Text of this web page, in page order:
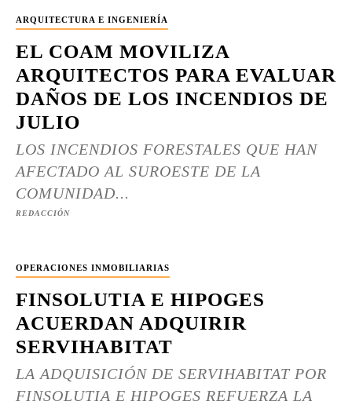
ARQUITECTURA E INGENIERÍA
EL COAM MOVILIZA
ARQUITECTOS PARA EVALUAR
DAÑOS DE LOS INCENDIOS DE
JULIO
LOS INCENDIOS FORESTALES QUE HAN
AFECTADO AL SUROESTE DE LA
COMUNIDAD...
REDACCIÓN
OPERACIONES INMOBILIARIAS
FINSOLUTIA E HIPOGES
ACUERDAN ADQUIRIR
SERVIHABITAT
LA ADQUISICIÓN DE SERVIHABITAT POR
FINSOLUTIA E HIPOGES REFUERZA LA